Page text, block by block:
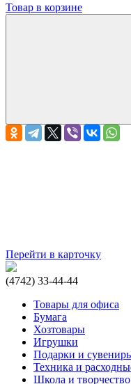
Товар в корзине
Перейти в карточку
(4742) 33-44-44
Товары для офиса
Бумага
Хозтовары
Игрушки
Подарки и
Техника и
Школа и творчество